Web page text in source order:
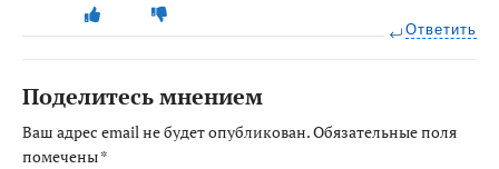
Ответить
Поделитесь мнением
Ваш адрес email не будет опубликован.Обязательные поля
помечены*